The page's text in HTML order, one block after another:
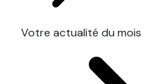
Votre actualité du mois